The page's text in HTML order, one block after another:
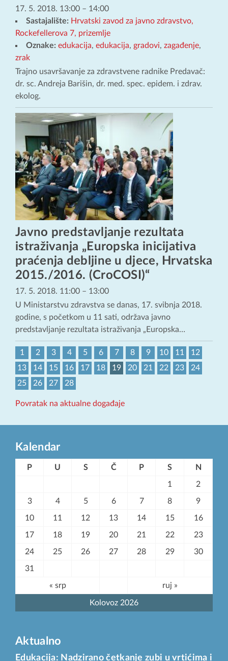
17. 5. 2018. 13:00 – 14:00
Sastajalište: Hrvatski zavod za javno zdravstvo,
Rockefellerova 7, prizemlje
Oznake: edukacija, edukacija, gradovi, zagađenje,
zrak
Trajno usavršavanje za zdravstvene radnike Predavač:
dr. sc. Andreja Barišin, dr. med. spec. epidem. i zdrav.
ekolog.
Javno predstavljanje rezultata
istraživanja „Europska inicijativa
praćenja debljine u djece, Hrvatska
2015./2016. (CroCOSI)“
17. 5. 2018. 11:00 – 13:00
U Ministarstvu zdravstva se danas, 17. svibnja 2018.
godine, s početkom u 11 sati, održava javno
predstavljanje rezultata istraživanja „Europska…
1 2 3 4 5 6 7 8 9 10 11
12
13
14 15 16 17 18 19 20 21 22 23
24
25
26 27 28
Povratak na aktualne događaje
Kalendar
Kolovoz 2026
P U S Č P S N
1 2
3 4 5 6 7 8 9
10 11 12 13 14 15 16
17 18 19 20 21 22 23
24 25 26 27 28 29 30
31
« srp ruj »
Aktualno
Edukacija: Nadzirano četkanje zubi u vrtićima i